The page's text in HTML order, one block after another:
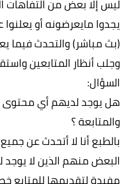
ليس إلا بعض من التفاهات
يجدوا مايعرضونه أو
(بث مباشر) والتحدث فيما
وجلب أنظار المتابعين
السؤال:
هل يوجد لديهم أي محتوى
والمتابعة ؟
بالطبع أنا لا أتحدث عن
البعض منهم الذين لا